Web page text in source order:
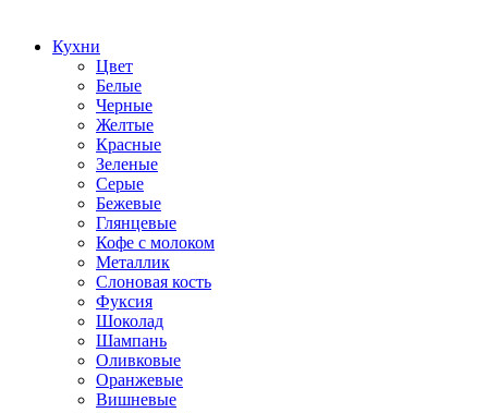
Кухни
Цвет
Белые
Черные
Желтые
Красные
Зеленые
Серые
Бежевые
Глянцевые
Кофе с молоком
Металлик
Слоновая кость
Фуксия
Шоколад
Шампань
Оливковые
Оранжевые
Вишневые